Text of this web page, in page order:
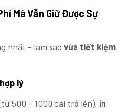
Mà Vẫn Giữ Được Sự
nhất – làm sao vừa tiết kiệm
lý
500 – 1000 cái trở lên), in